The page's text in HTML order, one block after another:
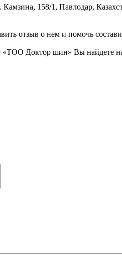
158/1, Павлодар,
отзыв о нем и помочь
Доктор шин» Вы найдете